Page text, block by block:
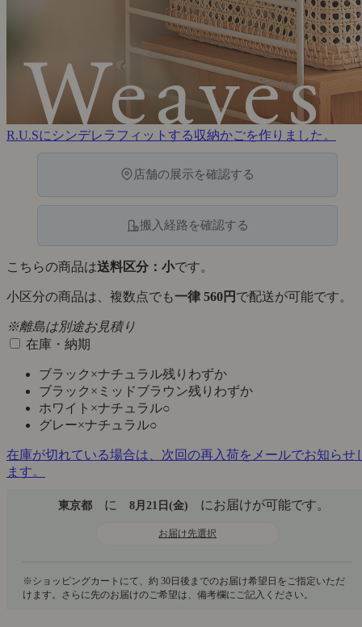
R.U.Sにシンデレラフィットする収納かごを作りました。
店舗の展示を確認する
搬入経路を確認する
こちらの商品は送料区分：小です。
小区分の商品は、複数点でも一律 560円 で配送が可能です。
※離島は別途お見積り
在庫・納期
ブラック×ナチュラル残りわずか
ブラック×ミッドブラウン残りわずか
ホワイト×ナチュラル○
グレー×ナチュラル○
在庫が切れている場合は、次回の再入荷をメールでお知らせ
ます。
東京都 に 8月21日(金) にお届けが可能です。
お届け先選択